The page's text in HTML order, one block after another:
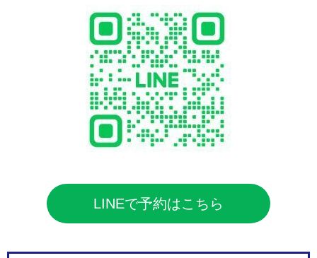
LINEで予約はこちら